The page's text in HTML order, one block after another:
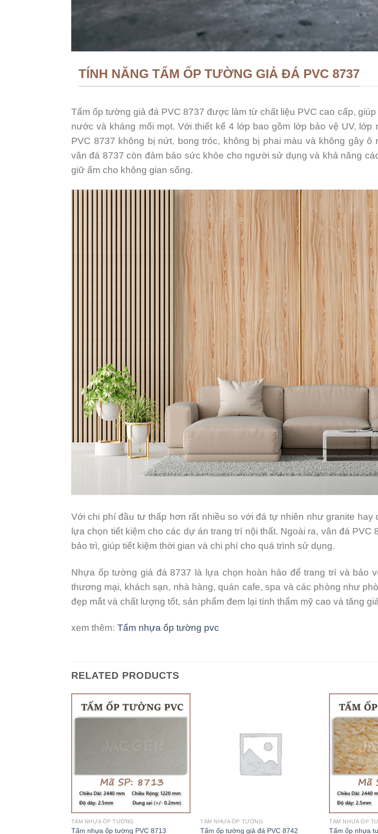
TÍNH NĂNG TẤM ỐP TƯỜNG GIẢ ĐÁ PVC 8737
Tấm ốp tường giả đá PVC 8737 được làm từ chất liệu PVC cao cấp,
nước và kháng mối mọt. Với thiết kế 4 lớp bao gồm lớp bảo vệ UV,
PVC 8737 không bị nứt, bong tróc, không bị phai màu và không gây
vân đá 8737 còn đảm bảo sức khỏe cho người sử dụng và khả năng
giữ ấm cho không gian sống.
Với chi phí đầu tư thấp hơn rất nhiều so với đá tự nhiên như granite
lựa chọn tiết kiệm cho các dự án trang trí nội thất. Ngoài ra, vân đá
bảo trì, giúp tiết kiệm thời gian và chi phí cho quá trình sử dụng.
Nhựa ốp tường giả đá 8737 là lựa chọn hoàn hảo để trang trí và bảo
thương mại, khách sạn, nhà hàng, quán cafe, spa và các phòng như
đẹp mắt và chất lượng tốt, sản phẩm đem lại tính thẩm mỹ cao và tăng
xem thêm: Tấm nhựa ốp tường pvc
RELATED PRODUCTS
TẤM NHỰA ỐP TƯỜNG
Tấm nhựa ốp tường PVC 8713
TẤM NHỰA ỐP TƯỜNG
Tấm ốp tường giả đá PVC 8742
TẤM NHỰA ỐP
Tấm ốp nhựa